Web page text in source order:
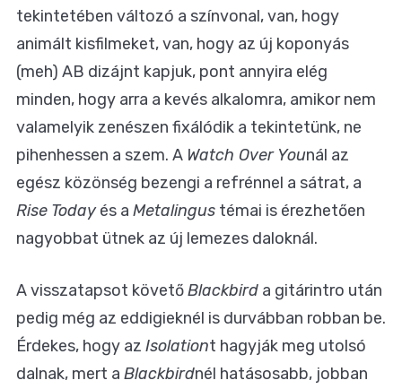
tekintetében változó a színvonal, van, hogy
animált kisfilmeket, van, hogy az új koponyás
(meh) AB dizájnt kapjuk, pont annyira elég
minden, hogy arra a kevés alkalomra, amikor nem
valamelyik zenészen fixálódik a tekintetünk, ne
pihenhessen a szem. A Watch Over Younál az
egész közönség bezengi a refrénnel a sátrat, a
Rise Todayés a Metalingus témai is érezhetően
nagyobbat ütnek az új lemezes daloknál.
A visszatapsot követőBlackbird a gitárintro után
pedig még az eddigieknél is durvábban robban be.
Érdekes, hogy az Isolationt hagyják meg utolsó
dalnak, mert a Blackbirdnél hatásosabb, jobban